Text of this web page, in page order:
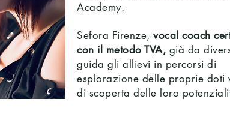
Academy.
Sefora Firenze,vocal coach
con il metodo TVA, già da
guida gli allievi in percorsi di
esplorazione delle proprie doti
di scoperta delle loro